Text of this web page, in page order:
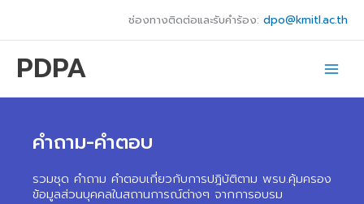
content
ช่องทางติดต่อและรับคำร้อง: dpo@kmitl.ac.th
PDPA
คำถาม-คำตอบ
รวมชุด คำถาม คำตอบเกี่ยวกับการปฎิบัติตาม พรบ.คุ้มครอง
ข้อมูลส่วนบุคคลในสถานการณ์ต่างๆ จากการอบรม